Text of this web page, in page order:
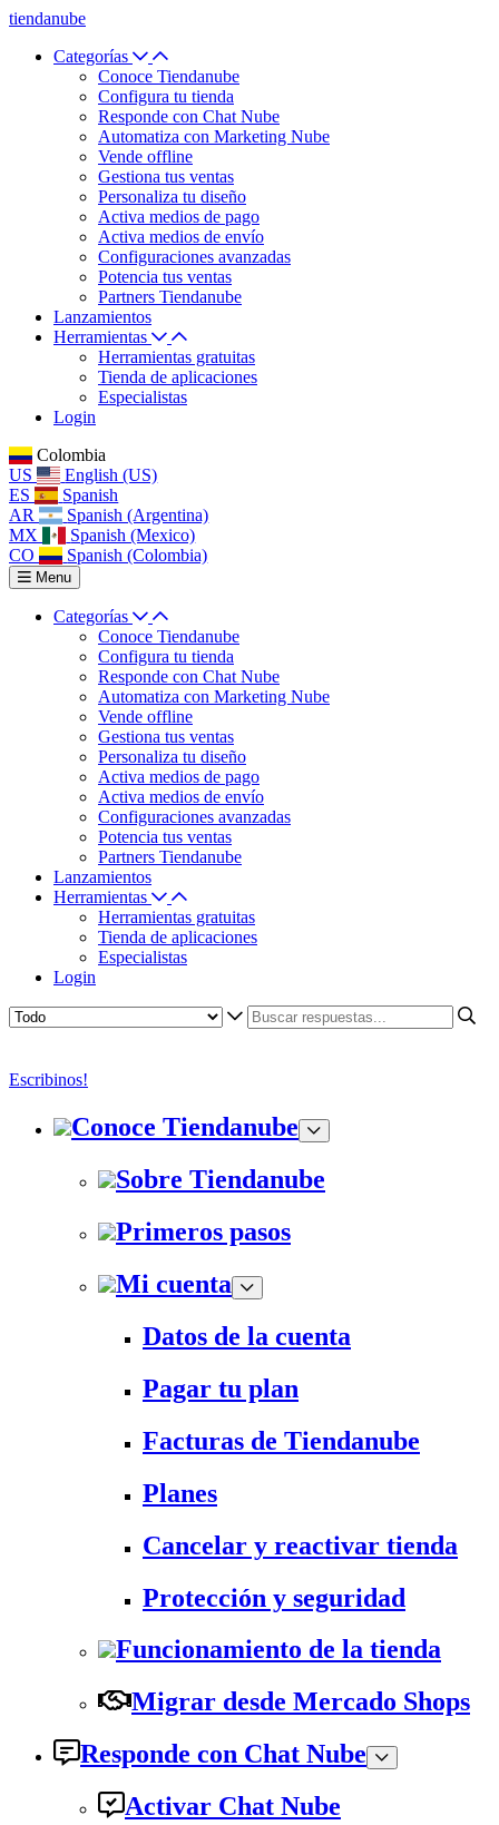
tiendanube
Categorías
Conoce Tiendanube
Configura tu tienda
Responde con Chat Nube
Automatiza con Marketing Nube
Vende offline
Gestiona tus ventas
Personaliza tu diseño
Activa medios de pago
Activa medios de envío
Configuraciones avanzadas
Potencia tus ventas
Partners Tiendanube
Lanzamientos
Herramientas
Herramientas gratuitas
Tienda de aplicaciones
Especialistas
Login
Colombia
US
English (US)
ES
Spanish
AR
Spanish (Argentina)
MX
Spanish (Mexico)
CO
Spanish (Colombia)
Menu
Categorías
Conoce Tiendanube
Configura tu tienda
Responde con Chat Nube
Automatiza con Marketing Nube
Vende offline
Gestiona tus ventas
Personaliza tu diseño
Activa medios de pago
Activa medios de envío
Configuraciones avanzadas
Potencia tus ventas
Partners Tiendanube
Lanzamientos
Herramientas
Herramientas gratuitas
Tienda de aplicaciones
Especialistas
Login
Escribinos!
Conoce Tiendanube
Sobre Tiendanube
Primeros pasos
Mi cuenta
Datos de la cuenta
Pagar tu plan
Facturas de Tiendanube
Planes
Cancelar y reactivar tienda
Protección y seguridad
Funcionamiento de la tienda
Migrar desde Mercado Shops
Responde con Chat Nube
Activar Chat Nube